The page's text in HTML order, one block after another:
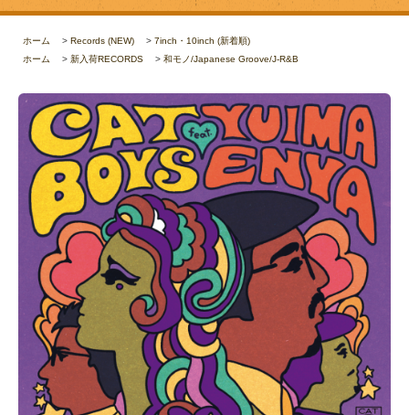
ホーム > Records (NEW) > 7inch・10inch (新着順)
ホーム
> 新入荷RECORDS > 和モノ/Japanese Groove/J-R&B